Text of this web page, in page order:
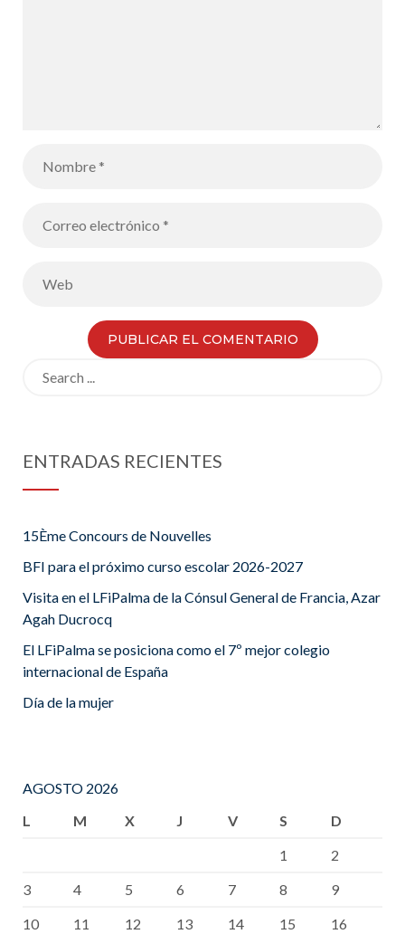
ENTRADAS RECIENTES
15Ème Concours de Nouvelles
BFI para el próximo curso escolar 2026-2027
Visita en el LFiPalma de la Cónsul General de Francia, Azar
Agah Ducrocq
El LFiPalma se posiciona como el 7º mejor colegio
internacional de España
Día de la mujer
AGOSTO 2026
L
M X J V S
D
1
2
3
4 5 6 7 8
9
10
11 12 13 14 15 16